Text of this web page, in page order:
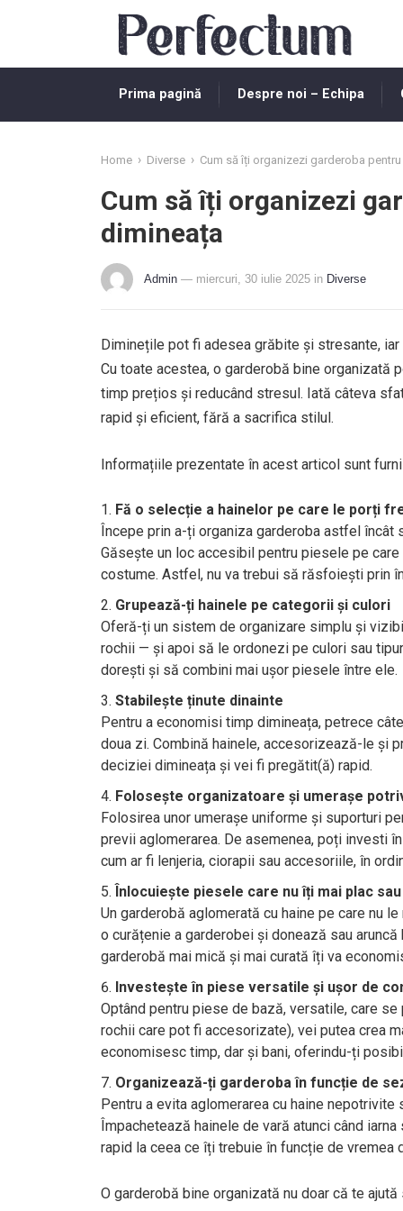
Prima pagină Despre noi – Echipa
Home › Diverse › Cum să îți organizezi garderoba
Cum să îți organizezi
dimineața
Admin — miercuri, 30 iulie 2025 in Diverse
Diminețile pot fi adesea grăbite și stresante,
Cu toate acestea, o garderobă bine organizată
timp prețios și reducând stresul. Iată câteva
rapid și eficient, fără a sacrifica stilul.
Informațiile prezentate în acest articol sunt
Fă o selecție a hainelor pe care le porți
Începe prin a-ți organiza garderoba astfel
Găsește un loc accesibil pentru piesele pe
costume. Astfel, nu va trebui să răsfoiești prin
Grupează-ți hainele pe categorii și culori
Oferă-ți un sistem de organizare simplu și
rochii — și apoi să le ordonezi pe culori sau
dorești și să combini mai ușor piesele între ele.
Stabilește ținute dinainte
Pentru a economisi timp dimineața, petrece
doua zi. Combină hainele, accesorizează-le și
deciziei dimineața și vei fi pregătit(ă) rapid.
Folosește organizatoare și umerașe
Folosirea unor umerașe uniforme și suporturi
previi aglomerarea. De asemenea, poți investi
cum ar fi lenjeria, ciorapii sau accesoriile, în
Înlocuiește piesele care nu îți mai plac
Un garderobă aglomerată cu haine pe care nu
o curățenie a garderobei și donează sau
garderobă mai mică și mai curată îți va
Investește în piese versatile și ușor de
Optând pentru piese de bază, versatile, care
rochii care pot fi accesorizate), vei putea crea
economisesc timp, dar și bani, oferindu-ți
Organizează-ți garderoba în funcție de
Pentru a evita aglomerarea cu haine
Împachetează hainele de vară atunci când
rapid la ceea ce îți trebuie în funcție de vremea
O garderobă bine organizată nu doar că te